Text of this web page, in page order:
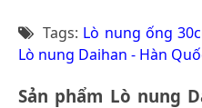
Tags: Lò nung ống
Lò nung Daihan - Hàn
Sản phẩm Lò nung